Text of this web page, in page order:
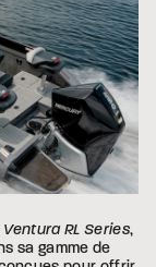
Ventura RL Series,
sa gamme de